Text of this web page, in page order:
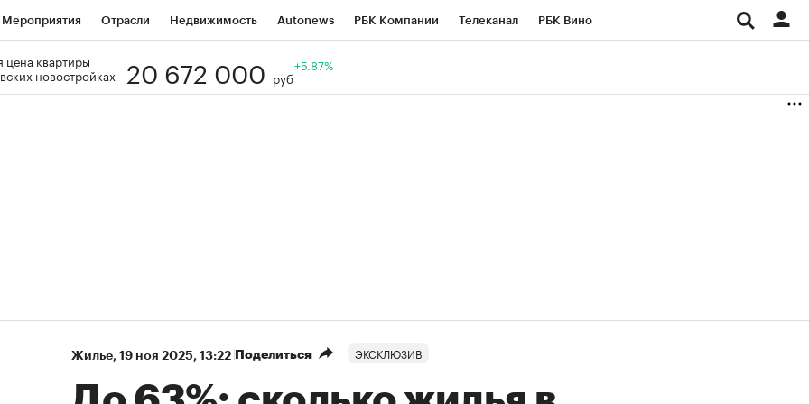
Мероприятия Отрасли Недвижимость Autonews РБК Компании Телеканал РБК Вино
Визионеры
цена квартиры
новостройках
20 672 000 руб
+5.87%
Жилье⁠, 19 ноя 2025, 13:22 Поделиться ЭКСКЛЮЗИВ